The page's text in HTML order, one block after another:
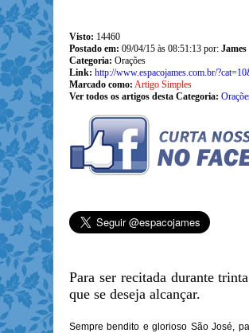
Visto: 14460
Postado em: 09/04/15 às 08:51:13 por: James
Categoria: Orações
Link: http://www.espacojames.com.br/
Marcado como: Artigo Simples
Ver todos os artigos desta Categoria:
Para ser recitada durante
que se deseja alcançar.
Sempre bendito e glorioso São José,